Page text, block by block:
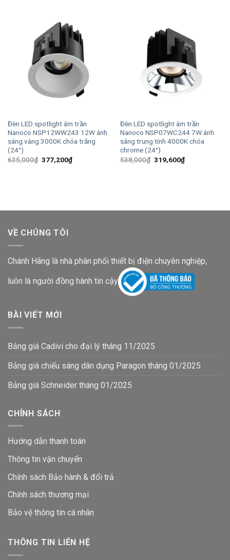
Đèn LED spotlight âm trần
Nanoco NSP12WW243 12W ánh
sáng vàng 3000K chóa trắng
(24°)
635,000₫ Giá
377,200₫Giá
hiện
Đèn LED spotlight âm trần
Nanoco NSP07WC244 7W ánh
sáng trung tính 4000K chóa
chrome (24°)
538,000₫ Giá
319,600₫Giá
hiện
VỀ CHÚNG TÔI
Chánh Hãng là nhà phân phối thiết bị điện chuyên nghiệp,
luôn là người đồng hành tin cậy
BÀI VIẾT MỚI
Bảng giá Cadivi cho đại lý tháng 11/2025
Bảng giá chiếu sáng dân dụng Paragon tháng 01/2025
Bảng giá Schneider tháng 01/2025
CHÍNH SÁCH
Hướng dẫn thanh toán
Thông tin vận chuyển
Chính sách Bảo hành & đổi trả
Chính sách thương mại
Bảo vệ thông tin cá nhân
THÔNG TIN LIÊN HỆ